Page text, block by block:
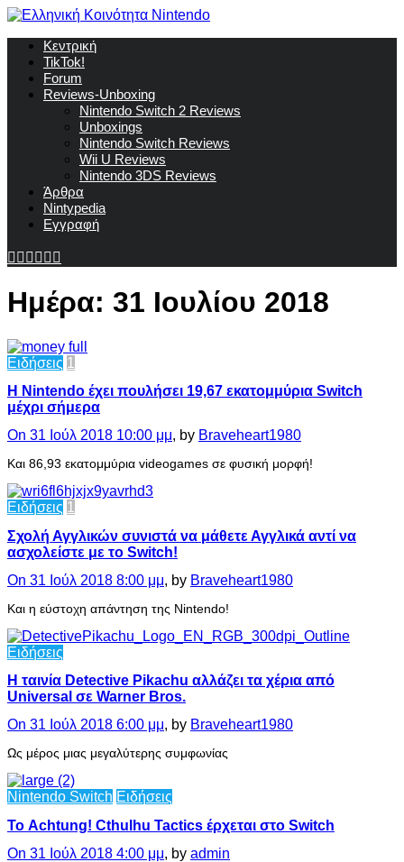
Κεντρική
TikTok!
Forum
Reviews-Unboxing
Nintendo Switch 2 Reviews
Unboxings
Nintendo Switch Reviews
Wii U Reviews
Nintendo 3DS Reviews
Άρθρα
Nintypedia
Εγγραφή
Ημέρα: 31 Ιουλίου 2018
Ειδήσεις 1
Η Nintendo έχει πουλήσει 19,67 εκατομμύρια Switch
μέχρι σήμερα
On 31 Ιούλ 2018 10:00 μμ, by Braveheart1980
Και 86,93 εκατομμύρια videogames σε φυσική μορφή!
Ειδήσεις 1
Σχολή Αγγλικών συνιστά να μάθετε Αγγλικά αντί να
ασχολείστε με το Switch!
On 31 Ιούλ 2018 8:00 μμ, by Braveheart1980
Και η εύστοχη απάντηση της Nintendo!
Ειδήσεις
H ταινία Detective Pikachu αλλάζει τα χέρια από
Universal σε Warner Bros.
On 31 Ιούλ 2018 6:00 μμ, by Braveheart1980
Ως μέρος μιας μεγαλύτερης συμφωνίας
Nintendo Switch Ειδήσεις
Το Achtung! Cthulhu Tactics έρχεται στο Switch
On 31 Ιούλ 2018 4:00 μμ, by admin